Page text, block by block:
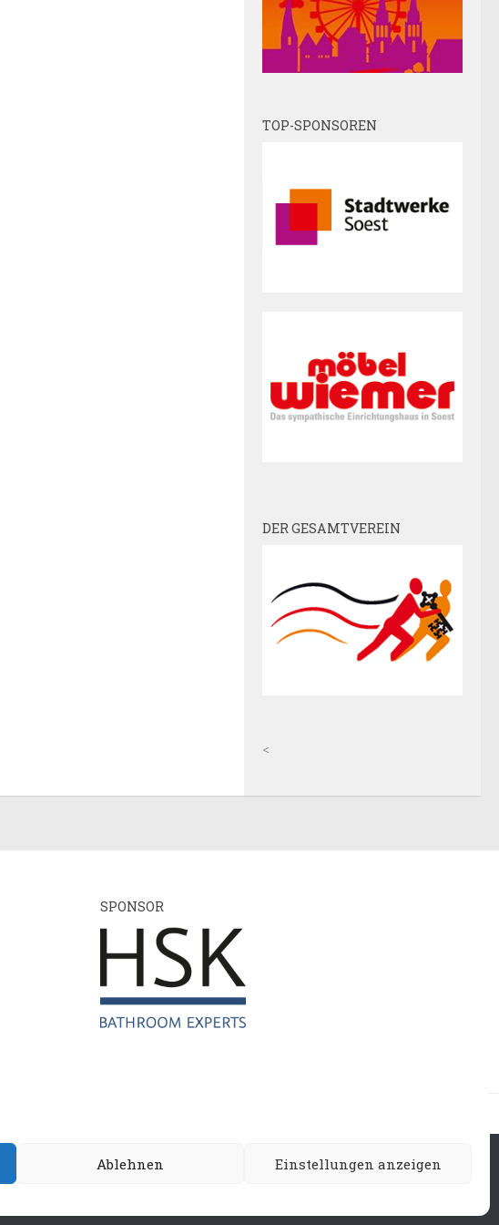
Ablehnen Einstellungen anzeigen
TOP-SPONSOREN
DER GESAMTVEREIN
<
SPONSOR
Richtlinie